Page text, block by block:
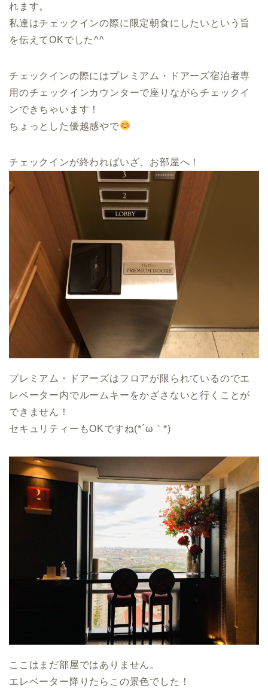
れます。
私達はチェックインの際に限定朝食にしたいという旨
を伝えてOKでした^^
チェックインの際にはプレミアム・ドアーズ宿泊者専
用のチェックインカウンターで座りながらチェックイ
ンできちゃいます！
ちょっとした優越感やで
チェックインが終わればいざ、お部屋へ！
プレミアム・ドアーズはフロアが限られているのでエ
レベーター内でルームキーをかざさないと行くことが
できません！
セキュリティーもOKですね(*´ω｀*)
ここはまだ部屋ではありません。
エレベーター降りたらこの景色でした！